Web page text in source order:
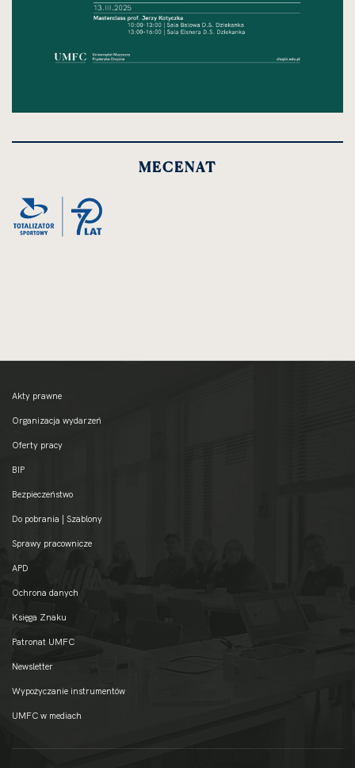
MECENAT
Akty prawne
Organizacja wydarzeń
Oferty pracy
BIP
Bezpieczeństwo
Do pobrania | Szablony
Sprawy pracownicze
APD
Ochrona danych
Księga Znaku
Patronat UMFC
Newsletter
Wypożyczanie instrumentów
UMFC w mediach